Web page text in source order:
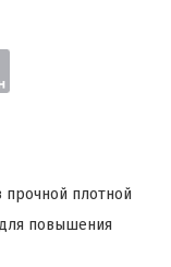
прочной плотной
повышения